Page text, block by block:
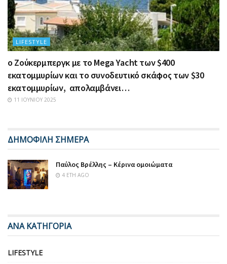
LIFESTYLE
ο Ζούκερμπεργκ με το Μega Υacht των $400
εκατομμυρίων και το συνοδευτικό σκάφος των $30
εκατομμυρίων, απολαμβάνει…
11 ΙΟΥΝΊΟΥ 2025
ΔΗΜΟΦΙΛΗ ΣΗΜΕΡΑ
Παύλος Βρέλλης – Κέρινα ομοιώματα
4 ΈΤΗ AGO
ΑΝΑ ΚΑΤΗΓΟΡΙΑ
LIFESTYLE